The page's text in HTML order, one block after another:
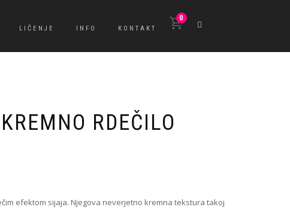
LIČENJE INFO KONTAKT
0
RDEČILO
efektom sijaja. Njegova neverjetno kremna tekstura takoj